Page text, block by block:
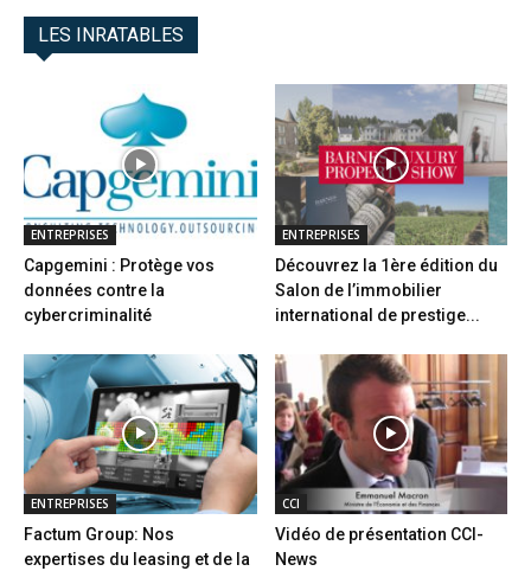
LES INRATABLES
ENTREPRISES
Capgemini : Protège vos
données contre la
cybercriminalité
ENTREPRISES
Découvrez la 1ère édition du
Salon de l’immobilier
international de prestige...
ENTREPRISES
Factum Group: Nos
expertises du leasing et de la
CCI
Vidéo de présentation CCI-
News